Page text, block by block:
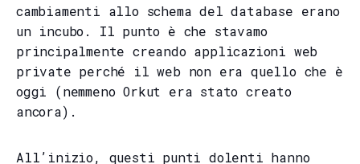
cambiamenti allo schema del database erano
un incubo. Il punto è che stavamo
principalmente creando applicazioni web
private perché il web non era quello che è
oggi (nemmeno Orkut era stato creato
ancora).
All’inizio, questi punti dolenti hanno